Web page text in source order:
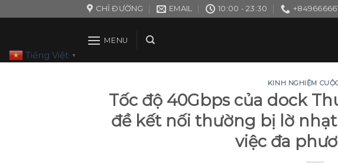
to
CHỈ ĐƯỜNG EMAIL 10:00 - 23:30
MENU
KINH NGHIỆM
Tốc độ 40Gbps của dock
đề kết nối thường bị lờ
việc đa
Tiếng Việt ▼